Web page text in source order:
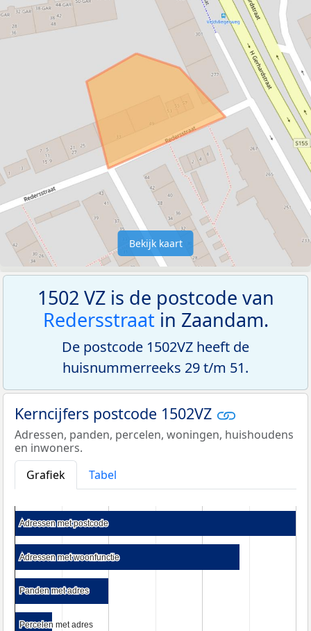
Bekijk kaart
1502 VZ is de postcode van
Redersstraatin Zaandam.
De postcode 1502VZ heeft de
huisnummerreeks 29 t/m 51.
Kerncijfers postcode 1502VZ
Adressen, panden, percelen, woningen, huishoudens
en inwoners.
Grafiek
Tabel
Adressen met postcode
Adressen met postcode
Adressen met woonfunctie
Adressen met woonfunctie
Panden met adres
Panden met adres
Percelen met adres
Percelen met adres